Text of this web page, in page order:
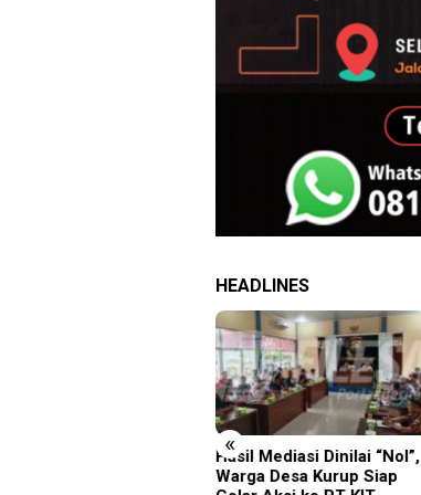
HEADLINES
«
Hasil Mediasi Dinilai “Nol”,
Warga Desa Kurup Siap